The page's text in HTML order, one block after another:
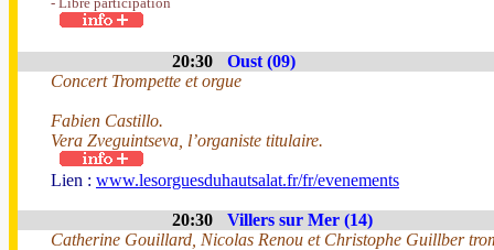
20:30
Oust (09)
Concert Trompette et orgue
Fabien Castillo.
Vera Zveguintseva, l’organiste titulaire.
Lien : www.lesorguesduhautsalat.fr/fr/evenements
20:30
Villers sur Mer (14)
Catherine Gouillard, Nicolas Renou et Christophe Guillber